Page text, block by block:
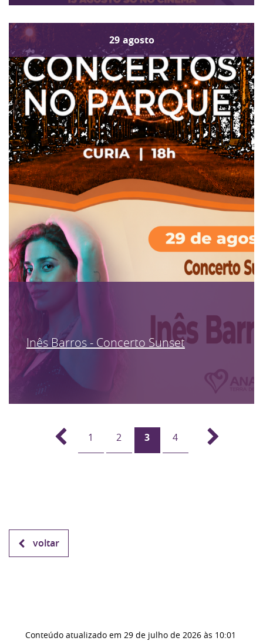
29 agosto
Inês Barros - Concerto Sunset
1 2 3 4
voltar
Conteúdo atualizado em 29 de julho de 2026 às 10:01